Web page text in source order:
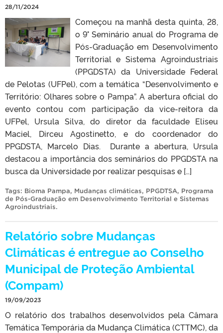
28/11/2024
Começou na manhã desta quinta, 28,
o 9° Seminário anual do Programa de
Pós-Graduação em Desenvolvimento
Territorial e Sistema Agroindustriais
(PPGDSTA) da Universidade Federal
de Pelotas (UFPel), com a temática “Desenvolvimento e
Território: Olhares sobre o Pampa”. A abertura oficial do
evento contou com participação da vice-reitora da
UFPel, Ursula Silva, do diretor da faculdade Eliseu
Maciel, Dirceu Agostinetto, e do coordenador do
PPGDSTA, Marcelo Dias. Durante a abertura, Ursula
destacou a importância dos seminários do PPGDSTA na
busca da Universidade por realizar pesquisas e […]
Tags: Bioma Pampa, Mudanças climáticas, PPGDTSA, Programa
de Pós-Graduação em Desenvolvimento Territorial e Sistemas
Agroindustriais.
Relatório sobre Mudanças
Climáticas é entregue ao Conselho
Municipal de Proteção Ambiental
(Compam)
19/09/2023
O relatório dos trabalhos desenvolvidos pela Câmara
Temática Temporária da Mudança Climática (CTTMC), da